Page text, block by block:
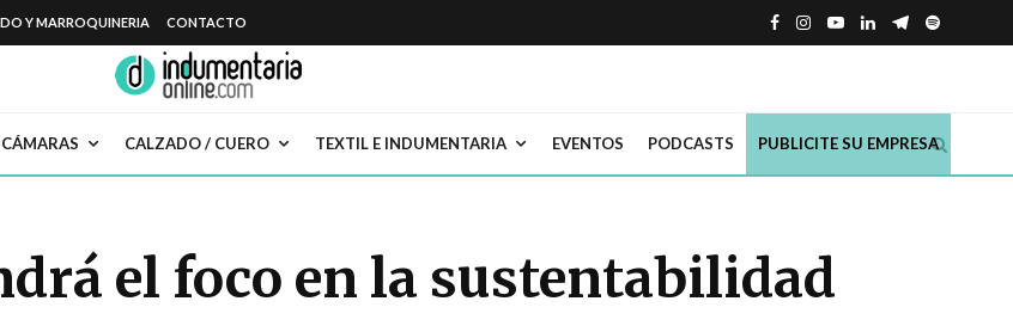
Y MARROQUINERIA CONTACTO
CÁMARAS CALZADO / CUERO TEXTIL E INDUMENTARIA EVENTOS PODCASTS PUBLICITE SU EMPRESA
el foco en la sustentabilidad